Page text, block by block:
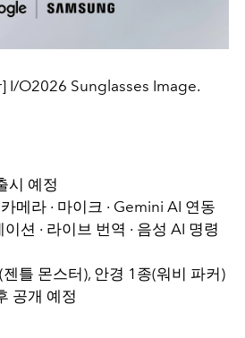
I/O2026 Sunglasses Image.
시 예정
메라 · 마이크 · Gemini AI 연동
션 · 라이브 번역 · 음성 AI 명령
틀 몬스터), 안경 1종(워비 파커)
공개 예정